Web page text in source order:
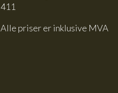
411
Alle priser er inklusive MVA